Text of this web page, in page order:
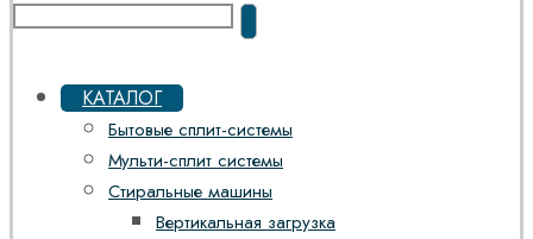
КАТАЛОГ
Бытовые сплит-системы
Мульти-сплит системы
Стиральные машины
Вертикальная загрузка